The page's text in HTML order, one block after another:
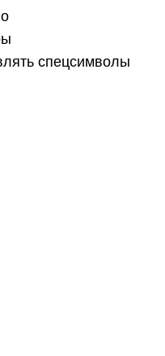
спецсимволы